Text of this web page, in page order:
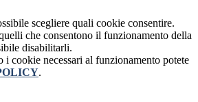
scegliere quali cookie consentire.
che consentono il funzionamento della
disabilitarli.
i cookie necessari al funzionamento potete
.